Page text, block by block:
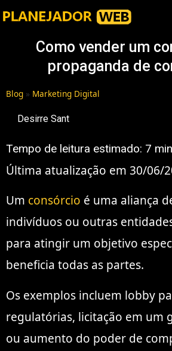
Como vender um
propaganda de
Blog » Marketing Digital
Desirre Sant
Tempo de leitura estimado: 7
Última atualização em 30/06/
Um consórcio é uma aliança
indivíduos ou outras
para atingir um objetivo
beneficia todas as partes.
Os exemplos incluem lobby
regulatórias, licitação em um
ou aumento do poder de